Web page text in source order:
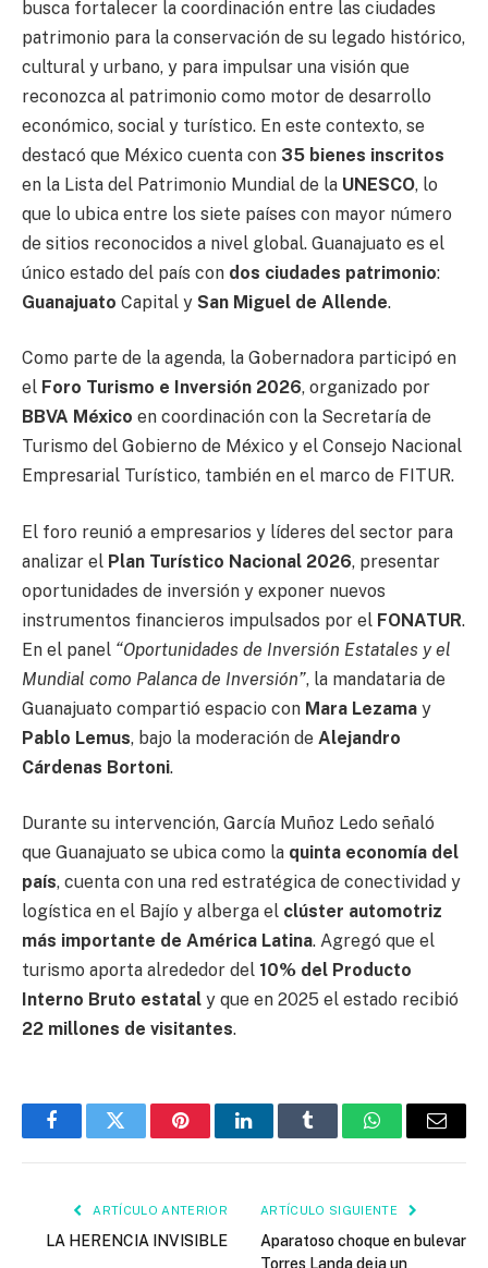
busca fortalecer la coordinación entre las ciudades
patrimonio para la conservación de su legado histórico,
cultural y urbano, y para impulsar una visión que
reconozca al patrimonio como motor de desarrollo
económico, social y turístico. En este contexto, se
destacó que México cuenta con 35 bienes inscritos
en la Lista del Patrimonio Mundial de la UNESCO, lo
que lo ubica entre los siete países con mayor número
de sitios reconocidos a nivel global. Guanajuato es el
único estado del país con dos ciudades patrimonio:
Guanajuato Capital y San Miguel de Allende.
Como parte de la agenda, la Gobernadora participó en
el Foro Turismo e Inversión 2026, organizado por
BBVA México en coordinación con la Secretaría de
Turismo del Gobierno de México y el Consejo Nacional
Empresarial Turístico, también en el marco de FITUR.
El foro reunió a empresarios y líderes del sector para
analizar el Plan Turístico Nacional 2026, presentar
oportunidades de inversión y exponer nuevos
instrumentos financieros impulsados por el FONATUR.
En el panel “Oportunidades de Inversión Estatales y el
Mundial como Palanca de Inversión”, la mandataria de
Guanajuato compartió espacio con Mara Lezama y
Pablo Lemus, bajo la moderación de Alejandro
Cárdenas Bortoni.
Durante su intervención, García Muñoz Ledo señaló
que Guanajuato se ubica como la quinta economía del
país, cuenta con una red estratégica de conectividad y
logística en el Bajío y alberga el clúster automotriz
más importante de América Latina. Agregó que el
turismo aporta alrededor del 10% del Producto
Interno Bruto estatal y que en 2025 el estado recibió
22 millones de visitantes.
FacebookTwitter PinterestLinkedInTumblr WhatsAppEmail
ARTÍCULO ANTERIOR
LA HERENCIA INVISIBLE
ARTÍCULO SIGUIENTE
Aparatoso choque en bulevar
Torres Landa deja un